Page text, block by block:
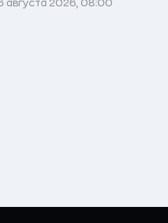
августа 2026, 08:00